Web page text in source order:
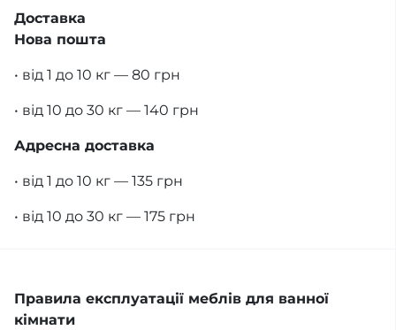
Доставка
Нова пошта
• від 1 до 10 кг — 80 грн
• від 10 до 30 кг — 140 грн
Адресна доставка
• від 1 до 10 кг — 135 грн
• від 10 до 30 кг — 175 грн
Правила експлуатації меблів для ванної
кімнати